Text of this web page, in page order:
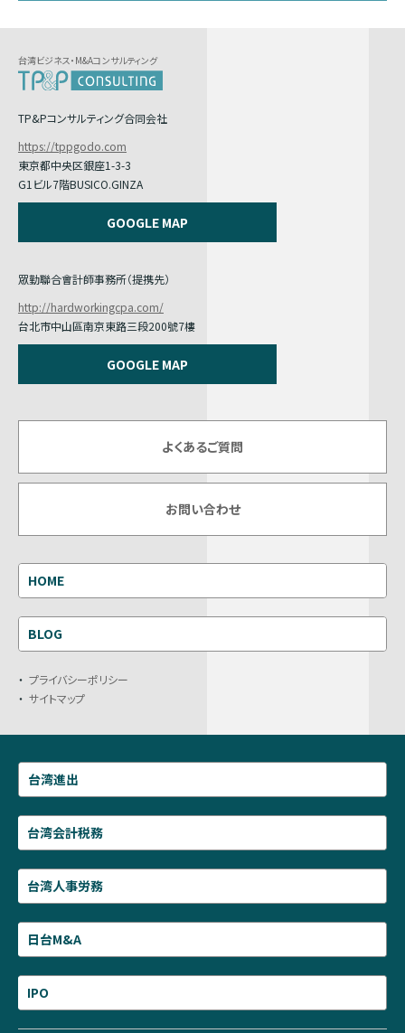
台湾ビジネス・M&Aコンサルティング
TP&Pコンサルティング合同会社
https://tppgodo.com
東京都中央区銀座1-3-3
G1ビル7階BUSICO.GINZA
GOOGLE MAP
眾勤聯合會計師事務所（提携先）
http://hardworkingcpa.com/
台北市中山區南京東路三段200號7樓
GOOGLE MAP
よくあるご質問
お問い合わせ
HOME
BLOG
プライバシーポリシー
サイトマップ
台湾進出
台湾会計税務
台湾人事労務
日台M&A
IPO